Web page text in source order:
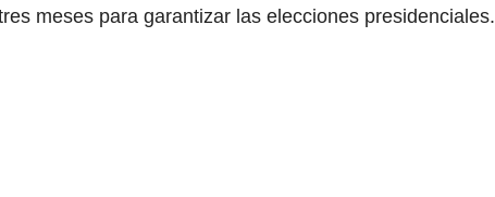
meses para garantizar las elecciones presidenciales.